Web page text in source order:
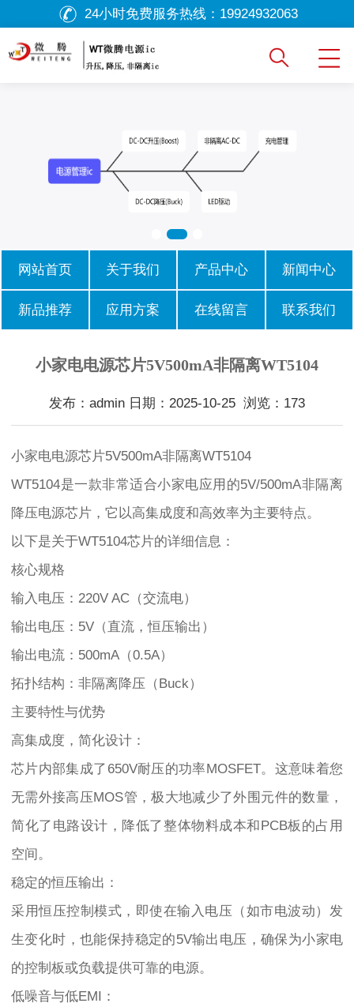
24小时免费服务热线： 19924932063
网站首页 关于我们 产品中心 新闻中心
新品推荐 应用方案 在线留言 联系我们
小家电电源芯片5V500mA非隔离WT5104
发布：admin 日期：2025-10-25 浏览：173
小家电电源芯片5V500mA非隔离WT5104
WT5104是一款非常适合小家电应用的5V/500mA非隔离
降压电源芯片，它以高集成度和高效率为主要特点。
以下是关于WT5104芯片的详细信息：
核心规格
输入电压：220V AC（交流电）
输出电压：5V（直流，恒压输出）
输出电流：500mA（0.5A）
拓扑结构：非隔离降压（Buck）
主要特性与优势
高集成度，简化设计：
芯片内部集成了650V耐压的功率MOSFET。这意味着您
无需外接高压MOS管，极大地减少了外围元件的数量，
简化了电路设计，降低了整体物料成本和PCB板的占用
空间。
稳定的恒压输出：
采用恒压控制模式，即使在输入电压（如市电波动）发
生变化时，也能保持稳定的5V输出电压，确保为小家电
的控制板或负载提供可靠的电源。
低噪音与低EMI：